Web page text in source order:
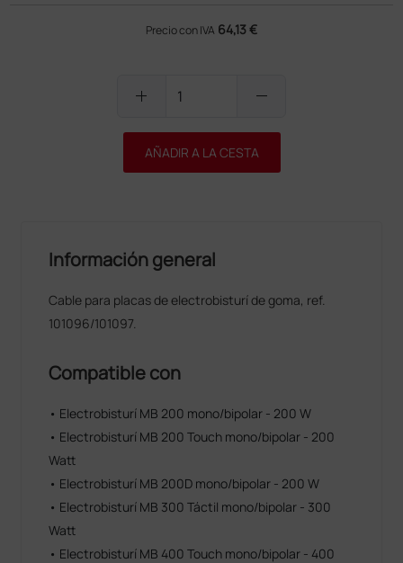
Precio con IVA 64,13 €
add remove
AÑADIR A LA CESTA
Información general
Cable para placas de electrobisturí de goma, ref.
101096/101097.
Compatible con
• Electrobisturí MB 200 mono/bipolar - 200 W
• Electrobisturí MB 200 Touch mono/bipolar - 200
Watt
• Electrobisturí MB 200D mono/bipolar - 200 W
• Electrobisturí MB 300 Táctil mono/bipolar - 300
Watt
• Electrobisturí MB 400 Touch mono/bipolar - 400